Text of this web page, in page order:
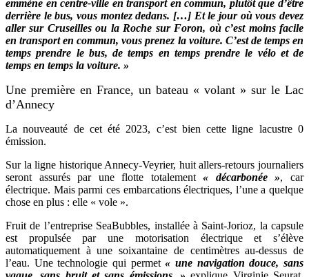
emmène en centre-ville en transport en commun, plutôt que d’être
derrière le bus, vous montez dedans. […] Et le jour où vous devez
aller sur Cruseilles ou la Roche sur Foron, où c’est moins facile
en transport en commun, vous prenez la voiture. C’est de temps en
temps prendre le bus, de temps en temps prendre le vélo et de
temps en temps la voiture. »
Une première en France, un bateau « volant » sur le Lac
d’Annecy
La nouveauté de cet été 2023, c’est bien cette ligne lacustre 0
émission.
Sur la ligne historique Annecy-Veyrier, huit allers-retours journaliers
seront assurés par une flotte totalement« décarbonée », car
électrique. Mais parmi ces embarcations électriques, l’une a quelque
chose en plus : elle « vole ».
Fruit de l’entreprise SeaBubbles, installée à Saint-Jorioz, la capsule
est propulsée par une motorisation électrique et s’élève
automatiquement à une soixantaine de centimètres au-dessus de
l’eau. Une technologie qui permet« une navigation douce, sans